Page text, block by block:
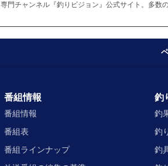
門チャンネル『釣りビジョン』公式サイト。多
番組情報
番組情報
番組表
番組ラインナップ
釣
釣
釣
釣